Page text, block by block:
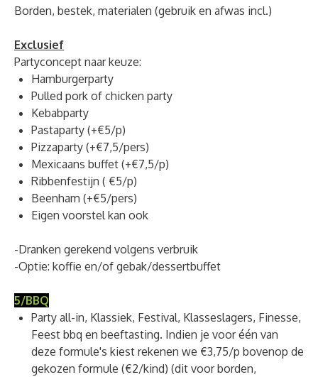
Borden, bestek, materialen (gebruik en afwas incl.)
Exclusief
Partyconcept naar keuze:
Hamburgerparty
Pulled pork of chicken party
Kebabparty
Pastaparty (+€5/p)
Pizzaparty (+€7,5/pers)
Mexicaans buffet (+€7,5/p)
Ribbenfestijn ( €5/p)
Beenham (+€5/pers)
Eigen voorstel kan ook
-Dranken gerekend volgens verbruik
-Optie: koffie en/of gebak/dessertbuffet
5/BBQ
Party all-in, Klassiek, Festival, Klasseslagers, Finesse,
Feest bbq en beeftasting. Indien je voor één van
deze formule's kiest rekenen we €3,75/p bovenop de
gekozen formule (€2/kind) (dit voor borden,